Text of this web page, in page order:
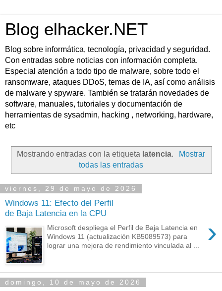
Blog elhacker.NET
Blog sobre informática, tecnología, privacidad y seguridad.
Con entradas sobre noticias con información completa.
Especial atención a todo tipo de malware, sobre todo el
ransomware, ataques DDoS, temas de IA, así como análisis
de malware y spyware. También se tratarán novedades de
software, manuales, tutoriales y documentación de
herramientas de sysadmin, hacking , networking, hardware,
etc
Mostrando entradas con la etiqueta latencia.
Mostrar
todas las entradas
viernes, 29 de mayo de 2026
Windows 11: Efecto del Perfil
de Baja Latencia en la CPU
›
Microsoft despliega el Perfil de Baja Latencia en
Windows 11 (actualización KB5089573) para
lograr una mejora de rendimiento vinculada al ...
domingo, 10 de mayo de 2026